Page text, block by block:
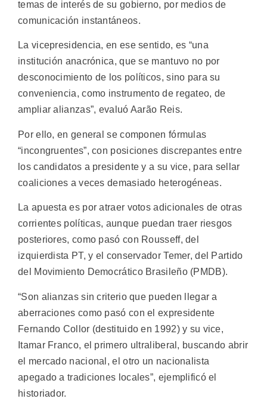
temas de interés de su gobierno, por medios de
comunicación instantáneos.
La vicepresidencia, en ese sentido, es “una
institución anacrónica, que se mantuvo no por
desconocimiento de los políticos, sino para su
conveniencia, como instrumento de regateo, de
ampliar alianzas”, evaluó Aarão Reis.
Por ello, en general se componen fórmulas
“incongruentes”, con posiciones discrepantes entre
los candidatos a presidente y a su vice, para sellar
coaliciones a veces demasiado heterogéneas.
La apuesta es por atraer votos adicionales de otras
corrientes políticas, aunque puedan traer riesgos
posteriores, como pasó con Rousseff, del
izquierdista PT, y el conservador Temer, del Partido
del Movimiento Democrático Brasileño (PMDB).
“Son alianzas sin criterio que pueden llegar a
aberraciones como pasó con el expresidente
Fernando Collor (destituido en 1992) y su vice,
Itamar Franco, el primero ultraliberal, buscando abrir
el mercado nacional, el otro un nacionalista
apegado a tradiciones locales”, ejemplificó el
historiador.